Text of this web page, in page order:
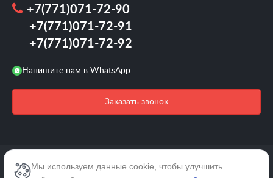
Мы используем данные cookie, чтобы улучшить
+7(771)071-72-90
+7(771)071-72-91
+7(771)071-72-92
Напишите нам в WhatsApp
Заказать звонок
2026 © /Все права защищены.